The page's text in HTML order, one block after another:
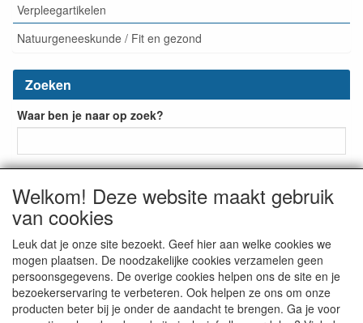
Welkom! Deze website maakt gebruik
van cookies
Leuk dat je onze site bezoekt. Geef hier aan welke cookies we
mogen plaatsen. De noodzakelijke cookies verzamelen geen
persoonsgegevens. De overige cookies helpen ons de site en je
bezoekerservaring te verbeteren. Ook helpen ze ons om onze
producten beter bij je onder de aandacht te brengen. Ga je voor
Verpleegartikelen
Natuurgeneeskunde / Fit en gezond
Zoeken
Waar ben je naar op zoek?
De Bruin Medische GroothandelBeuklaan 412951 BD
AlblasserdamThe Netherlandstel: + 31 (0) 523-237993
info@bruinmedisch.nl